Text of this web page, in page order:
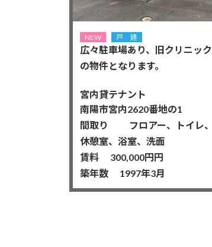
NEW 戸 建
広々駐車場あり、旧クリニック
の物件となります。
宮内貸テナント
南陽市宮内2620番地の1
間取り フロアー、トイレ、
休憩室、浴室、洗面
賃料 300,000円円
築年数 1997年3月